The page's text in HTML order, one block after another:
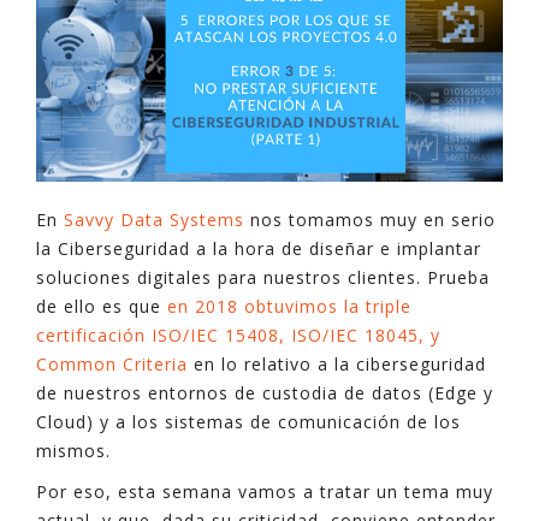
En Savvy Data Systems nos tomamos muy en serio
la Ciberseguridad a la hora de diseñar e implantar
soluciones digitales para nuestros clientes. Prueba
de ello es que en 2018 obtuvimos la triple
certificación ISO/IEC 15408, ISO/IEC 18045, y
Common Criteria en lo relativo a la ciberseguridad
de nuestros entornos de custodia de datos (Edge y
Cloud) y a los sistemas de comunicación de los
mismos.
Por eso, esta semana vamos a tratar un tema muy